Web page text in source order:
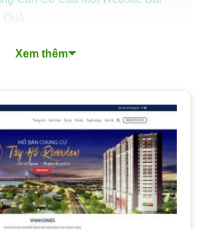
Kế Website Bất Động Sản Chuyên
Website Bất Động Sản Mà PhucT
Cho Bạn
Gian Thiết Kế Website Bất Động Sản
Chọn Dịch Vụ Thiết Kế Website Bất
Kế Website Bất Động Sản Tại
Xem thêm